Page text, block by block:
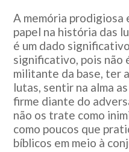
A memória prodigiosa
papel na história das
é um dado
significativo, pois não
militante da base, ter
lutas, sentir na alma
firme diante do
não os trate como
como poucos que
bíblicos em meio à